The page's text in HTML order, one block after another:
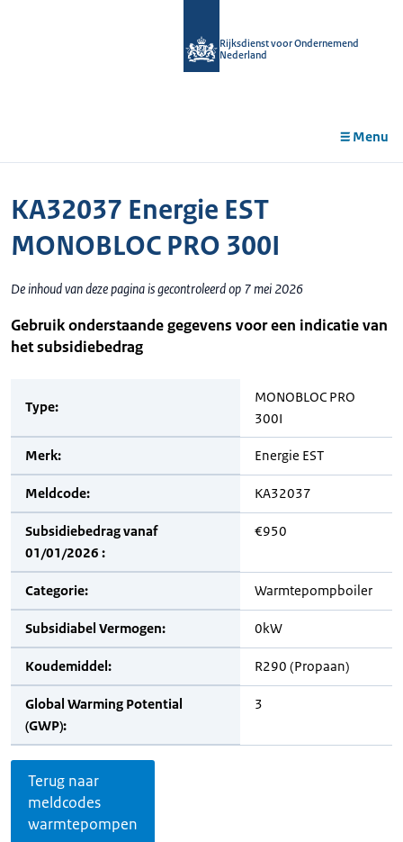
Rijksdienst voor Ondernemend
Nederland
Menu
KA32037 Energie EST
MONOBLOC PRO 300I
De inhoud van deze pagina is gecontroleerd op 7 mei 2026
Gebruik onderstaande gegevens voor een indicatie van
het subsidiebedrag
Type:
MONOBLOC PRO
300I
Merk: Energie EST
Meldcode: KA32037
Subsidiebedrag vanaf
01/01/2026 :
€950
Categorie: Warmtepompboiler
Subsidiabel Vermogen: 0kW
Koudemiddel: R290 (Propaan)
Global Warming Potential
(GWP):
3
Terug naar
meldcodes
warmtepompen